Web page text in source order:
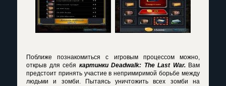
Поближе познакомиться с игровым процессом можно,
открыв для себя картинки Deadwalk: The Last War.Вам
предстоит принять участие в непримиримой борьбе между
людьми и зомби. Пытаясь уничтожить всех зомби на